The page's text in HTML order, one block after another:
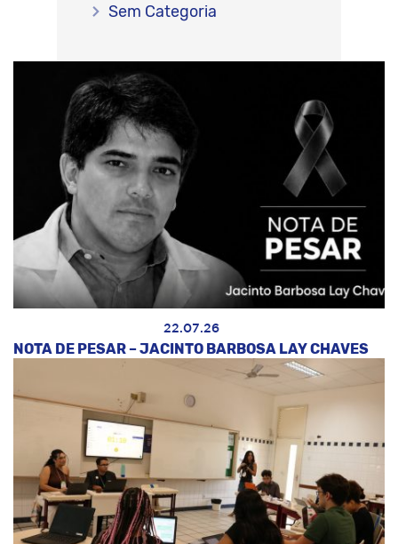
22.07.26
NOTA DE PESAR – JACINTO BARBOSA LAY CHAVES
Sem Categoria